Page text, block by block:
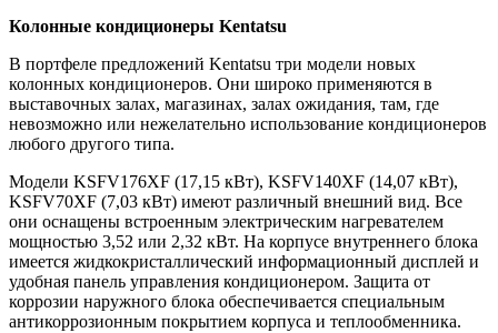
Колонные кондиционеры Kentatsu
В портфеле предложений Kentatsu три модели новых
колонных кондиционеров. Они широко применяются в
выставочных залах, магазинах, залах ожидания, там, где
невозможно или нежелательно использование кондиционеров
любого другого типа.
Модели KSFV176XF (17,15 кВт), KSFV140XF (14,07 кВт),
KSFV70XF (7,03 кВт) имеют различный внешний вид. Все
они оснащены встроенным электрическим нагревателем
мощностью 3,52 или 2,32 кВт. На корпусе внутреннего блока
имеется жидкокристаллический информационный дисплей и
удобная панель управления кондиционером. Защита от
коррозии наружного блока обеспечивается специальным
антикоррозионным покрытием корпуса и теплообменника.